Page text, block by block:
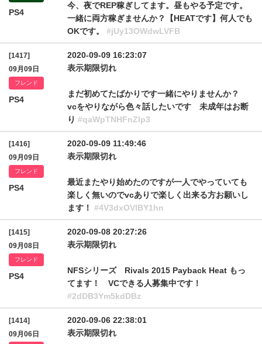
PS4
今、夜でREP稼ぎしてます。昼もやる予定です。
一緒に両方稼ぎませんか？【HEATです】何人でも
OKです。 #jUy13OWdwLVFB
[1417]
09月09日
フレンド
PS4
2020-09-09 16:23:07
表示期限切れ
まだ初めてたばかりです一緒にやりませんか？
vcをやりながら色々話したいです 未成年はお断
り #qaWpTNHFnZlp3
[1416]
09月09日
フレンド
PS4
2020-09-09 11:49:46
表示期限切れ
最近またやり始めたのですが一人でやっていても
楽しく無いのでvcありで楽しく出来る方お願いし
ます！ #4V3dxOVlBY1hn
[1415]
09月08日
フレンド
PS4
2020-09-08 20:27:26
表示期限切れ
NFSシリーズ Rivals 2015 Payback Heat もっ
てます！ VCできる人募集中です！
#2dDB3Ym5kdDBz
[1414]
09月06日
2020-09-06 22:38:01
表示期限切れ